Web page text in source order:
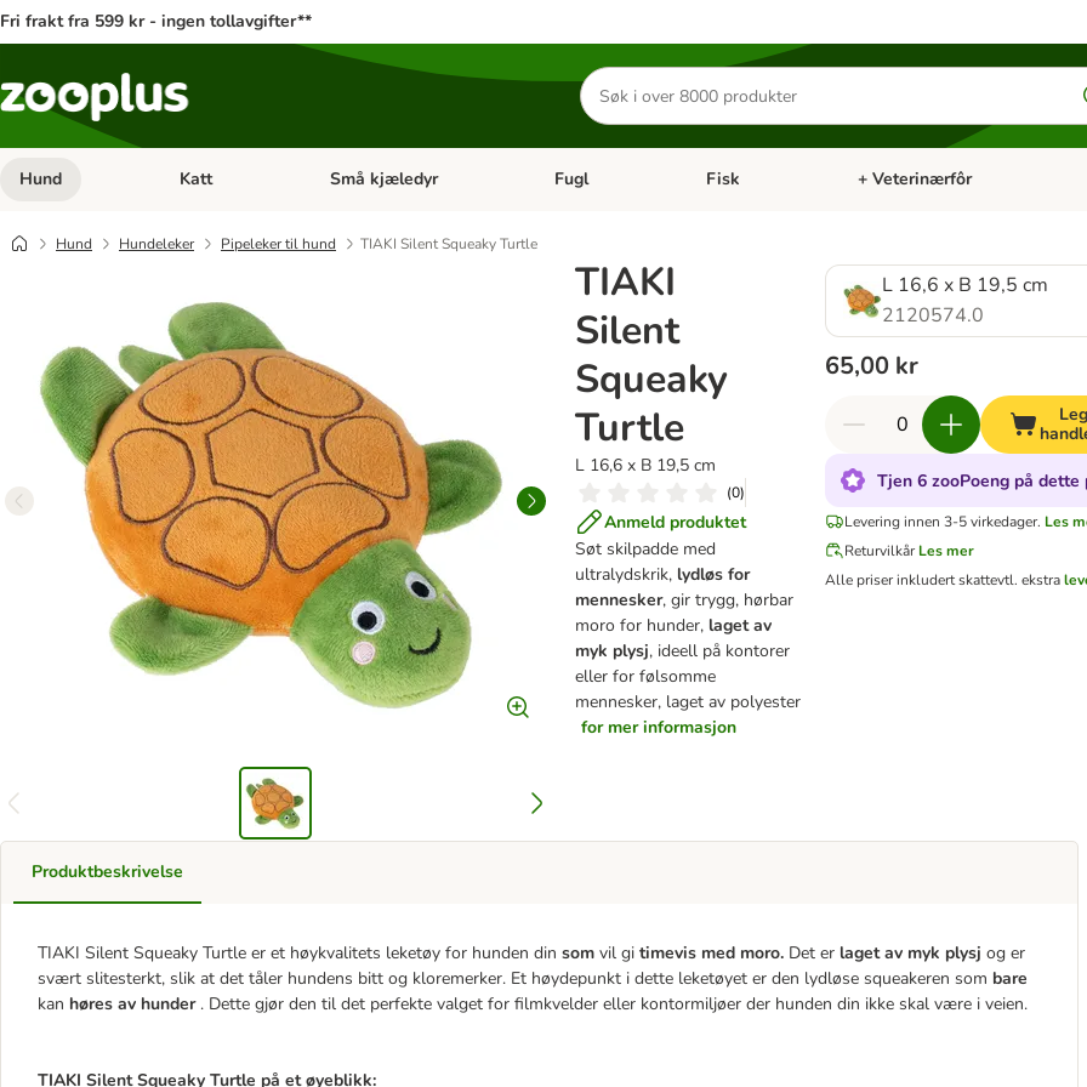
Fri frakt fra 599 kr - ingen tollavgifter**
Søk
etter
produkter
Hund Åpne kategorimeny: Hund
Katt Åpne kategorimeny: Katt
Små kjæledyr Åpne kategorimeny: Små kjæledyr
Fugl Åpne kategorimeny: Fugl
Fisk Åpne kategorimeny: Fisk
+ Veterinærfôr
Hund Hundeleker Pipeleker til hund TIAKI Silent Squeaky Turtle
TIAKI
Silent
Squeaky
Turtle
L 16,6 x B 19,5 cm
(0)
Anmeld produktet
Søt skilpadde med
ultralydskrik, lydløs for
mennesker, gir trygg, hørbar
moro for hunder, laget av
myk plysj, ideell på kontorer
eller for følsomme
mennesker, laget av polyester
for mer informasjon
L 16,6 x B 19,5 cm
2120574.0
65,00 kr
Tjen 6 zooPoeng på dette
Levering innen 3-5 virkedager. Les
Returvilkår Les mer
Alle priser inkludert skattevtl. ekstra
Produktbeskrivelse
TIAKI Silent Squeaky Turtle er et høykvalitets leketøy for hunden din som vil gi timevis med moro. Det er laget av myk plysj og er
svært slitesterkt, slik at det tåler hundens bitt og kloremerker. Et høydepunkt i dette leketøyet er den lydløse squeakeren som bare
kan høres av hunder . Dette gjør den til det perfekte valget for filmkvelder eller kontormiljøer der hunden din ikke skal være i veien.
TIAKI Silent Squeaky Turtle på et øyeblikk: